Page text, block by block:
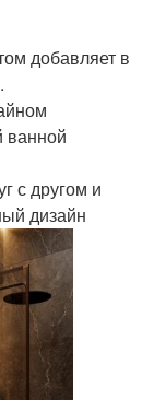
добавляет в
ванной
с другом и
дизайн